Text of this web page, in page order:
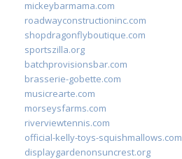
mickeybarmama.com
roadwayconstructioninc.com
shopdragonflyboutique.com
sportszilla.org
batchprovisionsbar.com
brasserie-gobette.com
musicrearte.com
morseysfarms.com
riverviewtennis.com
official-kelly-toys-squishmallows.com
displaygardenonsuncrest.org